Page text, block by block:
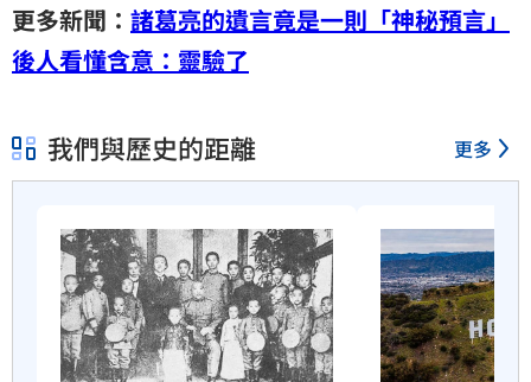
更多新聞： 諸葛亮的遺言竟是一則「神秘預言」
後人看懂含意：靈驗了
我們與歷史的距離 更多